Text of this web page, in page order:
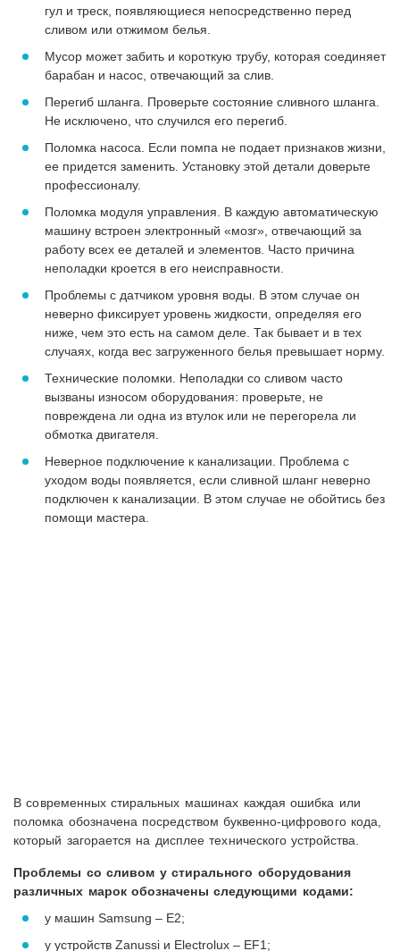
гул и треск, появляющиеся непосредственно перед
сливом или отжимом белья.
Мусор может забить и короткую трубу, которая соединяет
барабан и насос, отвечающий за слив.
Перегиб шланга. Проверьте состояние сливного шланга.
Не исключено, что случился его перегиб.
Поломка насоса. Если помпа не подает признаков жизни,
ее придется заменить. Установку этой детали доверьте
профессионалу.
Поломка модуля управления. В каждую автоматическую
машину встроен электронный «мозг», отвечающий за
работу всех ее деталей и элементов. Часто причина
неполадки кроется в его неисправности.
Проблемы с датчиком уровня воды. В этом случае он
неверно фиксирует уровень жидкости, определяя его
ниже, чем это есть на самом деле. Так бывает и в тех
случаях, когда вес загруженного белья превышает норму.
Технические поломки. Неполадки со сливом часто
вызваны износом оборудования: проверьте, не
повреждена ли одна из втулок или не перегорела ли
обмотка двигателя.
Неверное подключение к канализации. Проблема с
уходом воды появляется, если сливной шланг неверно
подключен к канализации. В этом случае не обойтись без
помощи мастера.
В современных стиральных машинах каждая ошибка или
поломка обозначена посредством буквенно-цифрового кода,
который загорается на дисплее технического устройства.
Проблемы со сливом у стирального оборудования
различных марок обозначены следующими кодами:
у машин Samsung – E2;
у устройств Zanussi и Electrolux – EF1;